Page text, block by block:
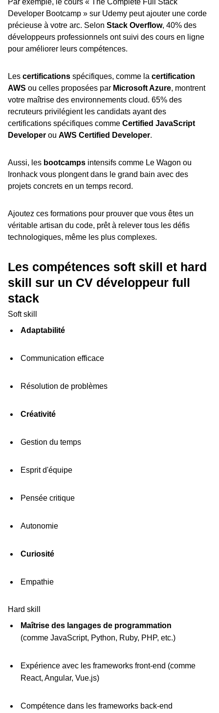
Developer Bootcamp » sur Udemy peut ajouter une corde
précieuse à votre arc. Selon Stack Overflow, 40% des
développeurs professionnels ont suivi des cours en ligne
pour améliorer leurs compétences.
Les certifications spécifiques, comme la certification
AWS ou celles proposées par Microsoft Azure, montrent
votre maîtrise des environnements cloud. 65% des
recruteurs privilégient les candidats ayant des
certifications spécifiques comme Certified JavaScript
Developer ou AWS Certified Developer.
Aussi, les bootcamps intensifs comme Le Wagon ou
Ironhack vous plongent dans le grand bain avec des
projets concrets en un temps record.
Ajoutez ces formations pour prouver que vous êtes un
véritable artisan du code, prêt à relever tous les défis
technologiques, même les plus complexes.
Les compétences soft skill et hard
skill sur un CV développeur full
stack
Soft skill
Adaptabilité
Communication efficace
Résolution de problèmes
Créativité
Gestion du temps
Esprit d'équipe
Pensée critique
Autonomie
Curiosité
Empathie
Hard skill
Maîtrise des langages de programmation
(comme JavaScript, Python, Ruby, PHP, etc.)
Expérience avec les frameworks front-end (comme
React, Angular, Vue.js)
Compétence dans les frameworks back-end